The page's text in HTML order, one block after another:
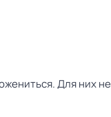
Для них